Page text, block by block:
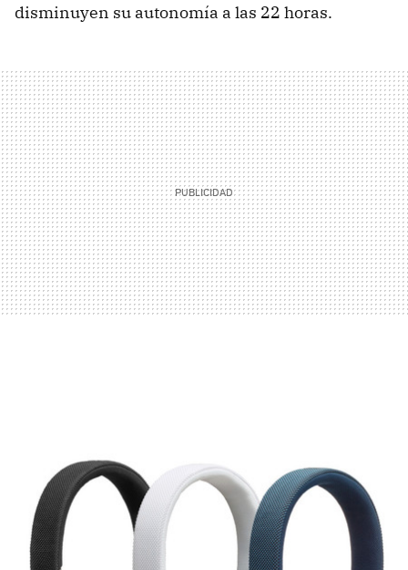
disminuyen su autonomía a las 22 horas.